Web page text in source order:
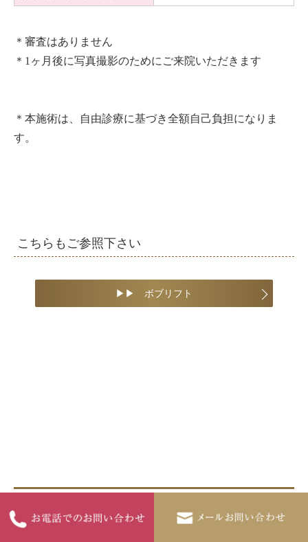
＊審査はありません
＊1ヶ月後に写真撮影のためにご来院いただきます
＊本施術は、自由診療に基づき全額自己負担になりま
す。
こちらもご参照下さい
▶︎▶︎ ボブリフト